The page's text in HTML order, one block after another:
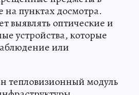
на пунктах досмотра.
выявлять оптические и
устройства, которые
или
тепловизионный модуль